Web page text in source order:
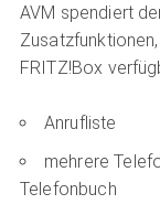
AVM spendiert
FRITZ!Box
Anrufliste
mehrere
Telefonbuch